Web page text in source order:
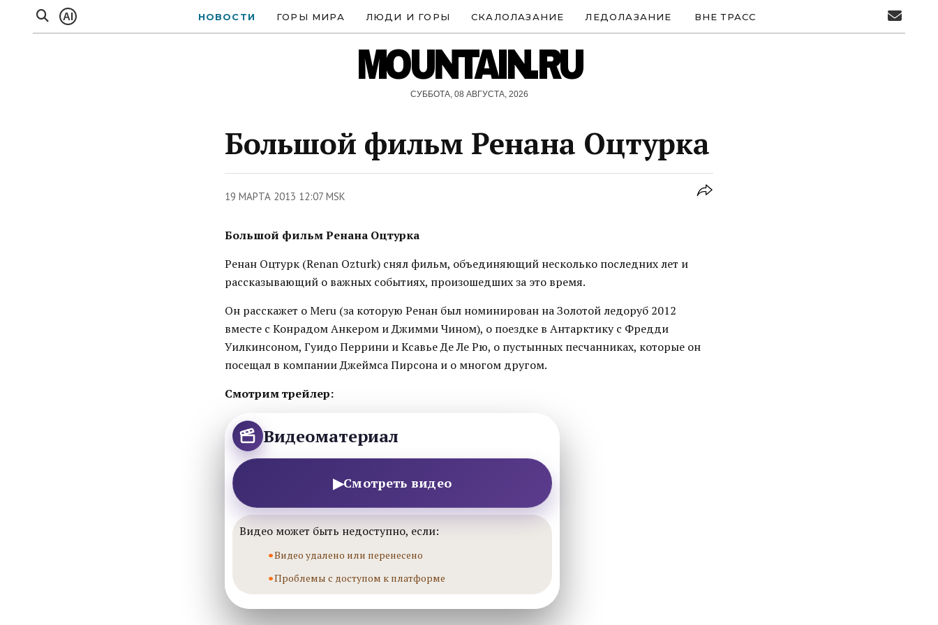
AI НОВОСТИ ГОРЫ МИРА ЛЮДИ И ГОРЫ СКАЛОЛАЗАНИЕ ЛЕДОЛАЗАНИЕ ВНЕ ТРАСС
MOUNTAIN.RU
СУББОТА, 08 АВГУСТА, 2026
Большой фильм Ренана Оцтурка
19 МАРТА 2013 12:07 MSK
Большой фильм Ренана Оцтурка
Ренан Оцтурк (Renan Ozturk) снял фильм, объединяющий несколько последних лет и
рассказывающий о важных событиях, произошедших за это время.
Он расскажет о Meru (за которую Ренан был номинирован на Золотой ледоруб 2012
вместе с Конрадом Анкером и Джимми Чином), о поездке в Антарктику с Фредди
Уилкинсоном, Гуидо Перрини и Ксавье Де Ле Рю, о пустынных песчанниках, которые он
посещал в компании Джеймса Пирсона и о многом другом.
Смотрим трейлер:
Видеоматериал
▶Смотреть видео
Видео может быть недоступно, если:
Видео удалено или перенесено
Проблемы с доступом к платформе